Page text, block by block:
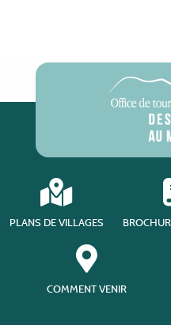
PLANS DE VILLAGES
COMMENT VENIR